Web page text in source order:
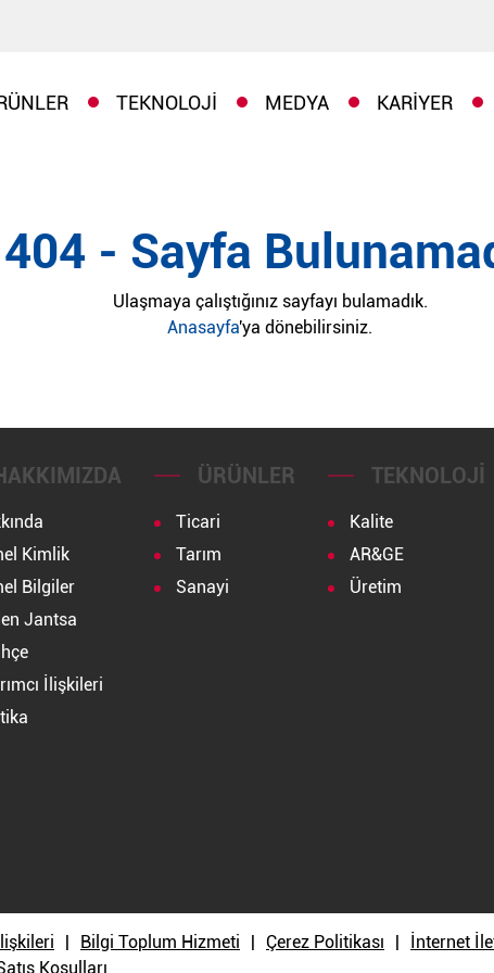
TEKNOLOJI MEDYA KARIYER
404 - Sayfa
Ulaşmaya çalıştığınız sayfayı bulamadık.
Anasayfa'ya dönebilirsiniz.
Kimlik
Bilgiler
Jantsa
İlişkileri
ÜRÜNLER
Ticari
Tarım
Sanayi
TEKNOLOJI
Kalite
AR&GE
Üretim
Bilgi Toplum Hizmeti Çerez Politikası
İnternet
Koşulları